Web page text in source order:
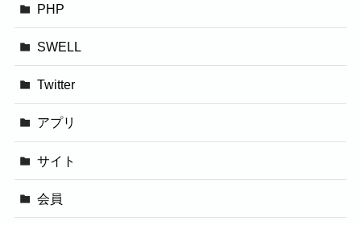
PHP
SWELL
Twitter
アプリ
サイト
会員